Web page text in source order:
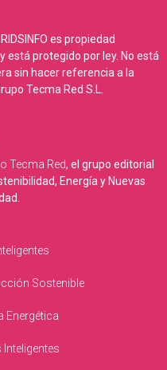
es propiedad
está protegido por ley. No está
sin hacer referencia a la
Tecma Red S.L.
Tecma Red, el grupo editorial
Energía y Nuevas
Sostenible
Energética
Inteligentes